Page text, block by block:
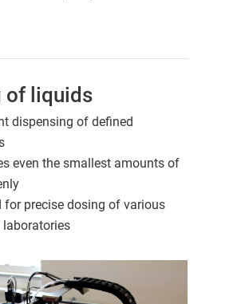
of liquids
dispensing of defined
even the smallest amounts of
for precise dosing of various